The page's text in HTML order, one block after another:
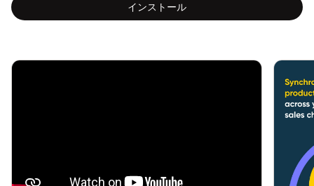
インストール